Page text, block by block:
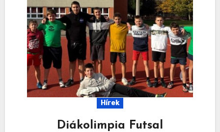
Hírek
Diákolimpia Futsal